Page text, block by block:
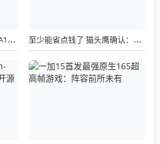
全球首款8K全景无人机影翎A1全球出货量突破三万，上市仅一个月！ 至少能省点钱了 猫头鹰确认：现有LGA 1851散热器全面支持LGA 1954！